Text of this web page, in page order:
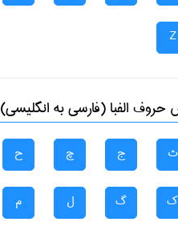
Z
حروف الفبا (فارسی به انگلیسی)
ث ج چ ح
ک گ ل م